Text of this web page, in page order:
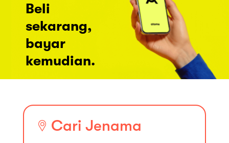
Beli
sekarang,
bayar
kemudian.
Cari Jenama